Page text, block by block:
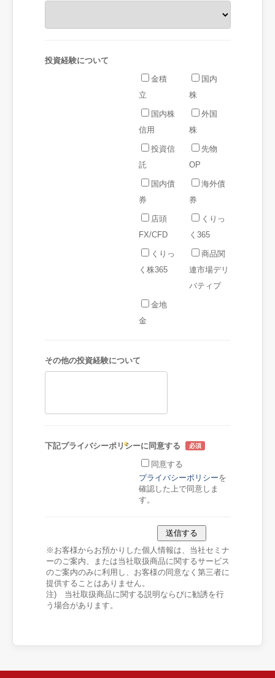
投資経験について
金積
立
国内
株
国内株
信用
外国
株
投資信
託
先物
OP
国内債
券
海外債
券
店頭
FX/CFD
くりっ
く365
くりっ
く株365
商品関
連市場デリ
バティブ
金地
金
その他の投資経験について
下記プライバシーポリシーに同意する
同意する
プライバシーポリシーを
確認した上で同意しま
す。
※お客様からお預かりした個人情報は、当社セミナ
ーのご案内、または当社取扱商品に関するサービス
のご案内のみに利用し、お客様の同意なく第三者に
提供することはありません。
注) 当社取扱商品に関する説明ならびに勧誘を行
う場合があります。